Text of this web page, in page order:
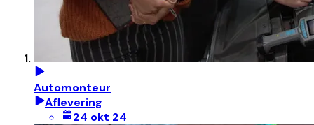
Automonteur
Aflevering
24 okt 24